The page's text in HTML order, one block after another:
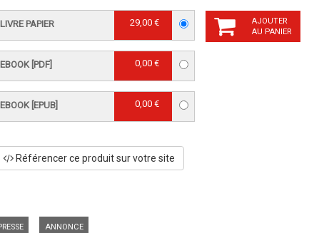
LIVRE PAPIER 29,00 €
EBOOK [PDF] 0,00 €
EBOOK [EPUB] 0,00 €
AJOUTER
AU PANIER
Référencer ce produit sur votre site
ANNONCE